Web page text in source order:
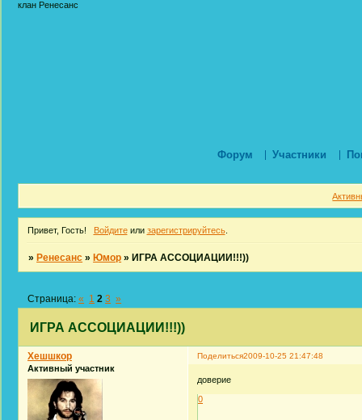
клан Ренесанс
Форум Участники
Привет, Гость! Войдитеили зарегистрируйтесь.
» Ренесанс » Юмор » ИГРА АССОЦИАЦИИ!!!))
ИГРА АССОЦИАЦИИ!!!))
Страница:« 1 2 3 »
Поделиться2009-10-25 21:47:48
Хешшкор
Активный участник
доверие
0